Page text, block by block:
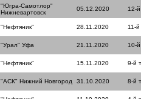
"Югра-Самотлор"
Нижневартовск
05.12.2020 12-
"Нефтяник" 28.11.2020 11-й
"Урал" Уфа 21.11.2020 10-
"Нефтяник" 15.11.2020 9-й
"АСК" Нижний Новгород 31.10.2020 8-й